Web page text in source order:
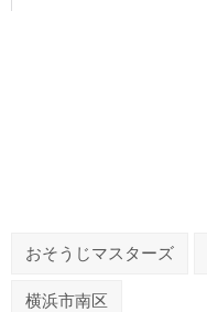
おそうじマスターズ
横浜市南区